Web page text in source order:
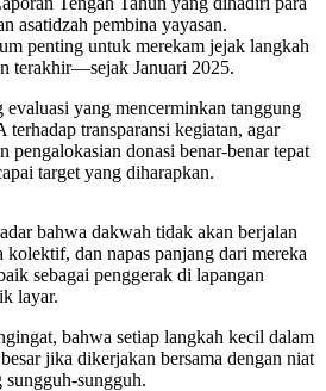
asatidzah pembina yayasan.
penting untuk merekam jejak langkah
terakhir—sejak Januari 2025.
yang mencerminkan tanggung
transparansi kegiatan, agar
pengalokasian donasi benar-benar tepat
target yang diharapkan.
bahwa dakwah tidak akan berjalan
kolektif, dan napas panjang dari mereka
sebagai penggerak di lapangan
layar.
bahwa setiap langkah kecil dalam
jika dikerjakan bersama dengan niat
sungguh-sungguh.